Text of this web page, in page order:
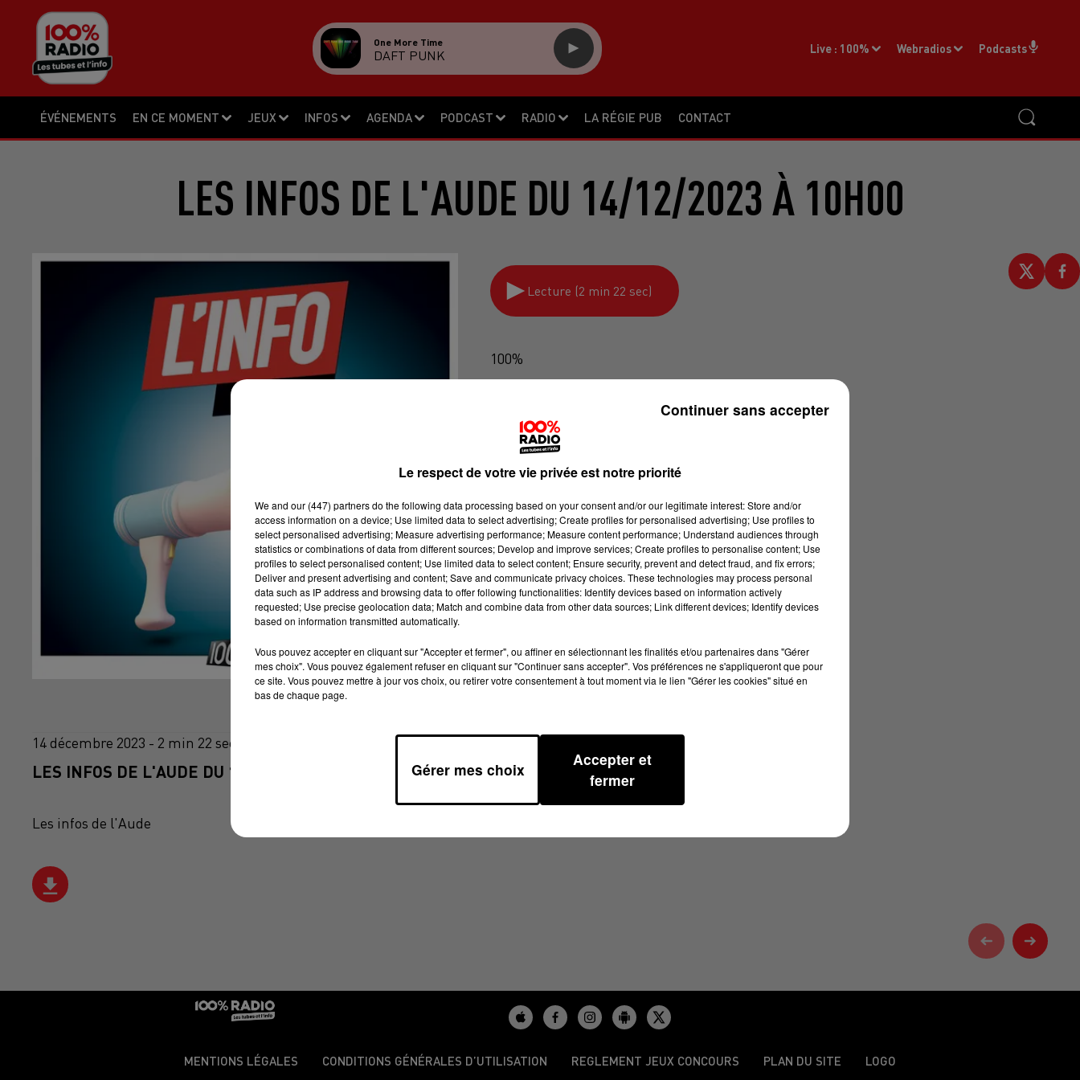
ÉVÉNEMENTS EN CE MOMENT JEUX INFOS AGENDA PODCAST RADIO LA RÉGIE PUB CONTACT
Live : 100% Webradios Podcasts
One More Time
DAFT PUNK
LES INFOS DE L'AUDE DU 14/12/2023 À 10H00
Lecture (2 min 22 sec)
100%
14 décembre 2023 - 2 min 22 sec
LES INFOS DE L'AUDE DU 14/12/2023 À 10H00
Les infos de l'Aude
MENTIONS LÉGALES CONDITIONS GÉNÉRALES D’UTILISATION REGLEMENT JEUX CONCOURS PLAN DU SITE LOGO
Le respect de votre vie privée est notre priorité
We and our (447) partnersdo the following data processing based on your consent and/or our legitimate interest: Store and/or
access information on a device; Use limited data to select advertising; Create profiles for personalised advertising; Use profiles to
select personalised advertising; Measure advertising performance; Measure content performance; Understand audiences through
statistics or combinations of data from different sources; Develop and improve services; Create profiles to personalise content; Use
profiles to select personalised content; Use limited data to select content; Ensure security, prevent and detect fraud, and fix errors;
Deliver and present advertising and content; Save and communicate privacy choices. These technologies may process personal
data such as IP address and browsing data to offer following functionalities: Identify devices based on information actively
requested; Use precise geolocation data; Match and combine data from other data sources; Link different devices; Identify devices
based on information transmitted automatically.
Vous pouvez accepter en cliquant sur "Accepter et fermer", ou affiner en sélectionnant les finalités et/ou partenaires dans "Gérer
mes choix". Vous pouvez également refuser en cliquant sur "Continuer sans accepter". Vos préférences ne s'appliqueront que pour
ce site. Vous pouvez mettre à jour vos choix, ou retirer votre consentement à tout moment via le lien "Gérer les cookies" situé en
bas de chaque page.
Gérer mes choix
Accepter et
fermer
Continuer sans accepter